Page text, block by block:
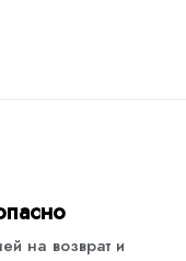
на возврат и